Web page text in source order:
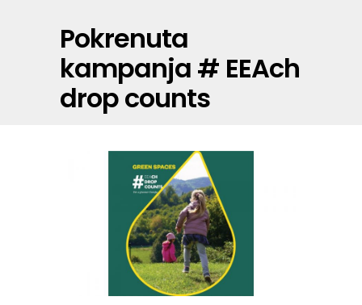
Pokrenuta
kampanja # EEAch
drop counts